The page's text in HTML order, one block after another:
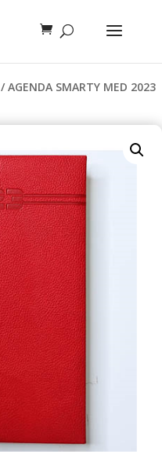
/ AGENDA SMARTY MED 2023